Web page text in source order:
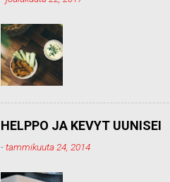
i
HELPPO JA KEVYT UUNISEI
-tammikuuta 24, 2014